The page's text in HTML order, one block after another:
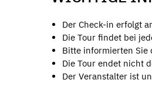
Der Check-in erfolgt
Die Tour findet bei
Bitte informierten Sie
Die Tour endet nicht
Der Veranstalter ist